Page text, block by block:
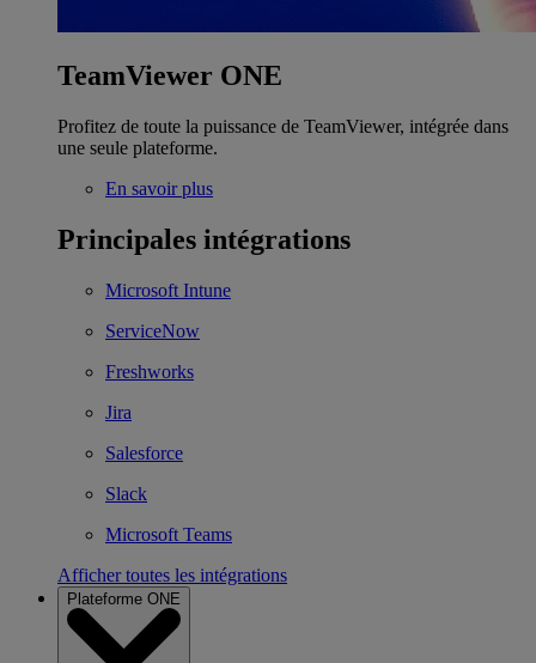
TeamViewer ONE
Profitez de toute la puissance de TeamViewer, intégrée dans
une seule plateforme.
En savoir plus
Principales intégrations
Microsoft Intune
ServiceNow
Freshworks
Jira
Salesforce
Slack
Microsoft Teams
Afficher toutes les intégrations
Plateforme ONE